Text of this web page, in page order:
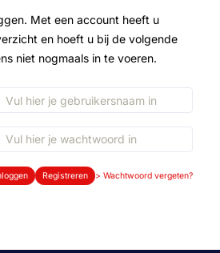
Met een account heeft u
en hoeft u bij de volgende
niet nogmaals in te voeren.
Registreren > Wachtwoord vergeten?